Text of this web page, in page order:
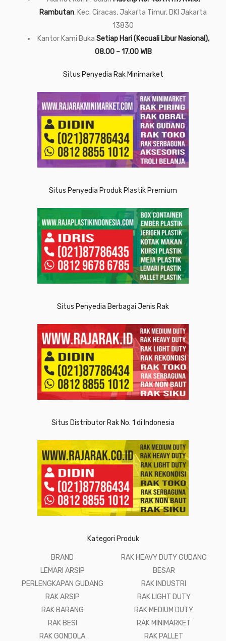
Rambutan, Kec. Ciracas, Jakarta Timur, DKI Jakarta
13830
Kantor Kami Buka Setiap Hari (Kecuali Libur Nasional),
08.00 – 17.00 WIB
Situs Penyedia Rak Minimarket
Situs Penyedia Produk Plastik Premium
Situs Penyedia Berbagai Jenis Rak
Situs Distributor Rak No. 1 di Indonesia
Kategori Produk
BRAND
LEMARI ARSIP
PERLENGKAPAN GUDANG
RAK ARSIP
RAK BARANG
RAK BESI
RAK GONDOLA
RAK HEAVY DUTY GUDANG
BESAR
RAK INDUSTRI
RAK LIGHT DUTY
RAK MEDIUM DUTY
RAK MINIMARKET
RAK PALLET